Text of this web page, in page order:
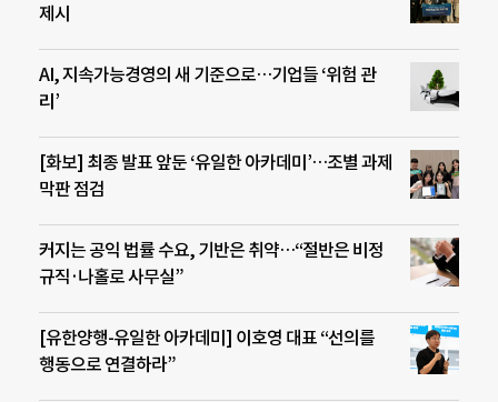
제시
AI, 지속가능경영의 새 기준으로…기업들 ‘위험 관
리’
[화보] 최종 발표 앞둔 ‘유일한 아카데미’…조별 과제
막판 점검
커지는 공익 법률 수요, 기반은 취약…“절반은 비정
규직·나홀로 사무실”
[유한양행-유일한 아카데미] 이호영 대표 “선의를
행동으로 연결하라”